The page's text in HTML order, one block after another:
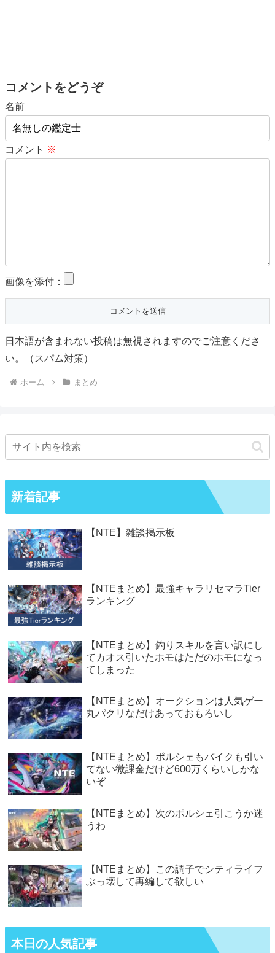
コメントをどうぞ
名前
コメント ※
画像を添付：
日本語が含まれない投稿は無視されますのでご注意くださ
い。（スパム対策）
ホーム まとめ
新着記事
【NTE】雑談掲示板
【NTEまとめ】最強キャラリセマラTier
ランキング
【NTEまとめ】釣りスキルを言い訳にし
てカオス引いたホモはただのホモになっ
てしまった
【NTEまとめ】オークションは人気ゲー
丸パクリなだけあっておもろいし
【NTEまとめ】ポルシェもバイクも引い
てない微課金だけど600万くらいしかな
いぞ
【NTEまとめ】次のポルシェ引こうか迷
うわ
【NTEまとめ】この調子でシティライフ
ぶっ壊して再編して欲しい
本日の人気記事